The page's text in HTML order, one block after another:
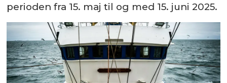
perioden fra 15. maj til og med 15. juni 2025.